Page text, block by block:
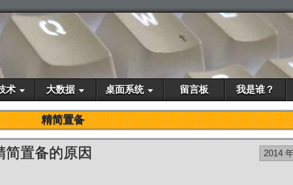
术 大数据 桌面系统 留言板 我是谁？
精简置备
置备的原因
2014